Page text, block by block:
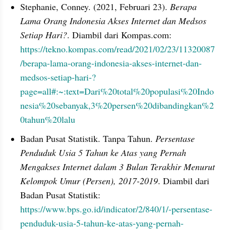
Stephanie, Conney. (2021, Februari 23). Berapa
Lama Orang Indonesia Akses Internet dan Medsos
Setiap Hari?
https://tekno.kompas.com/read/2021/02/23/11320087
/berapa-lama-orang-indonesia-akses-internet-dan-
medsos-setiap-hari-?
page=all#:~:text=Dari%20total%20populasi%20Indo
nesia%20sebanyak,3%20persen%20dibandingkan%2
0tahun%20lalu
Badan Pusat Statistik. Tanpa Tahun. Persentase
Penduduk Usia 5 Tahun ke Atas yang Pernah
Mengakses Internet dalam 3 Bulan Terakhir Menurut
Kelompok Umur (Persen), 2017-2019. Diambil dari
https://www.bps.go.id/indicator/2/840/1/-persentase-
penduduk-usia-5-tahun-ke-atas-yang-pernah-